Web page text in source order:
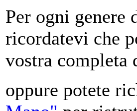
Per ogni
ricordatevi che
vostra completa
oppure potete